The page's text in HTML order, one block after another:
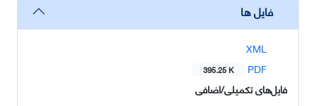
فایل ها
XML
PDF
395.25 K
فایل‌های تکمیلی/اضافی